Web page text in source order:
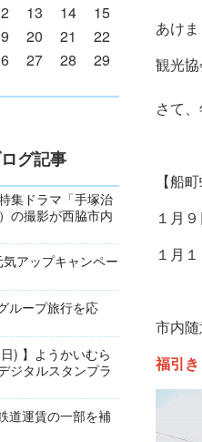
あけ
観光
さて
【船
１月
１月
市内
福引
13 14
15
20 21
22
27 28
29
グ記事
集ドラマ「手塚治
の撮影が西脇市内
アップキャンペー
ループ旅行を応
) 】ようかいむら
ジタルスタンプラ
道運賃の一部を補